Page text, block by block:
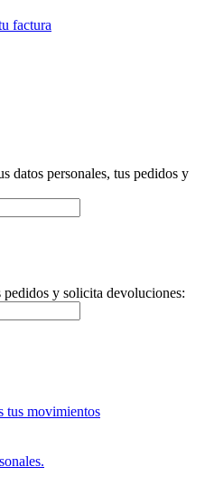
factura
datos personales, tus pedidos y
pedidos y solicita devoluciones:
tus movimientos